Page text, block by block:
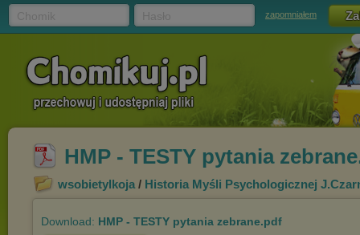
zapomniałem
HMP - TESTY pytania
wsobietylkoja / Historia Myśli Psychologicznej
Download: HMP - TESTY pytania zebrane.pdf